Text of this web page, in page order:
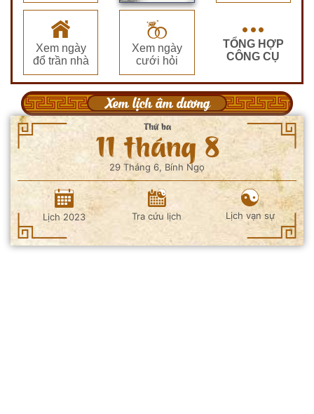
Xem ngày
đổ trần nhà
Xem ngày
cưới hỏi
TỔNG HỢP
CÔNG CỤ
Xem lịch âm dương
Thứ ba
11 tháng 8
29 Tháng 6, Bính Ngọ
Lịch 2023 Tra cứu lịch Lịch vạn sự